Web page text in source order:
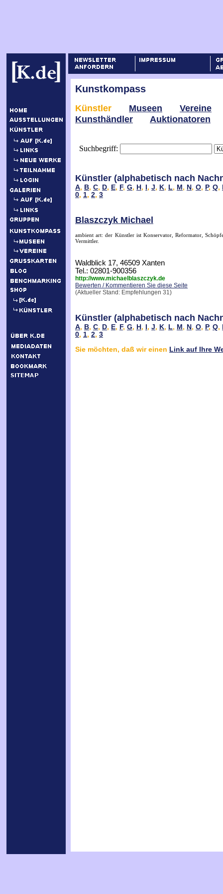
Kunstkompass
Künstler Museen
Vereine
Kunsthändler
Auktionatoren
Suchbegriff:
Künstler (alphabetisch nach
A, B, C, D, E, F, G, H , , J, K, L, M , N , O, P, Q,
0, 1, 2, 3
Blaszczyk Michael
ambient art: der Künstler ist Konservator, Reformator,
Vermittler.
Waldblick 17, 46509 Xanten
Tel.: 02801-900356
http://www.michaelblaszczyk.de
Bewerten / Kommentieren Sie diese Seite
(Aktueller Stand: Empfehlungen 31)
Künstler (alphabetisch nach
A, B, C, D, E, F, G, H , , J, K, L, M , N , O, P, Q,
0, 1, 2, 3
Sie möchten, daß wir einen Link auf Ihre